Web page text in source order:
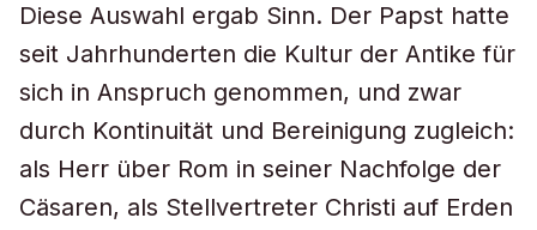
Diese Auswahl ergab Sinn. Der Papst hatte
seit Jahrhunderten die Kultur der Antike für
sich in Anspruch genommen, und zwar
durch Kontinuität und Bereinigung zugleich:
als Herr über Rom in seiner Nachfolge der
Cäsaren, als Stellvertreter Christi auf Erden